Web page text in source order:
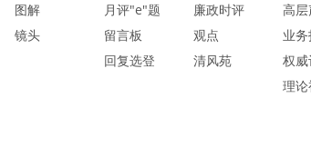
图解
镜头
月评"e"题
留言板
回复选登
廉政时评
观点
清风苑
高
业
权
理论